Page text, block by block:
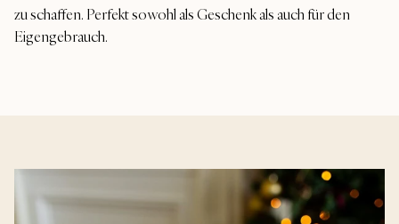
zu schaffen. Perfekt sowohl als Geschenk als auch für den
Eigengebrauch.